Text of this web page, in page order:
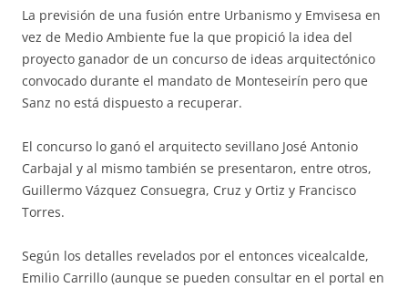
La previsión de una fusión entre Urbanismo y Emvisesa en
vez de Medio Ambiente fue la que propició la idea del
proyecto ganador de un concurso de ideas arquitectónico
convocado durante el mandato de Monteseirín pero que
Sanz no está dispuesto a recuperar.
El concurso lo ganó el arquitecto sevillano José Antonio
Carbajal y al mismo también se presentaron, entre otros,
Guillermo Vázquez Consuegra, Cruz y Ortiz y Francisco
Torres.
Según los detalles revelados por el entonces vicealcalde,
Emilio Carrillo (aunque se pueden consultar en el portal en